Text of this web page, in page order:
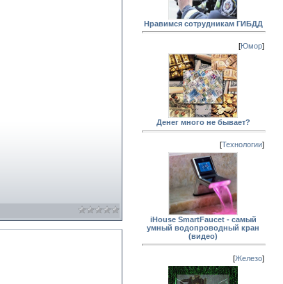
Нравимся сотрудникам ГИБДД
[Юмор]
Денег много не бывает?
[Технологии]
iHouse SmartFaucet - самый
умный водопроводный кран
(видео)
[Железо]